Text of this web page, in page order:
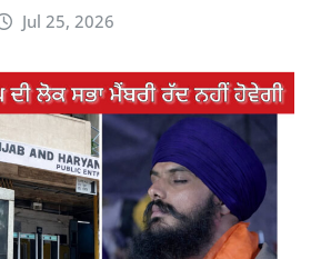
Jul 25, 2026